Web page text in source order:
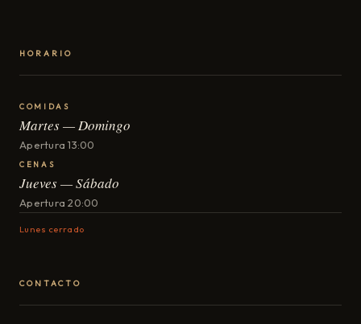
HORARIO
COMIDAS
Martes — Domingo
Apertura 13:00
CENAS
Jueves — Sábado
Apertura 20:00
Lunes cerrado
CONTACTO